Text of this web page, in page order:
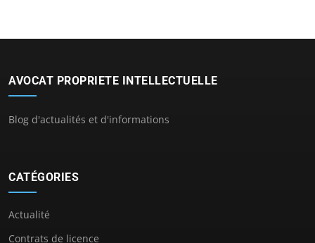
AVOCAT PROPRIETE INTELLECTUELLE
Blog d'actualités et d'informations
CATÉGORIES
Actualité
Contrats de licence